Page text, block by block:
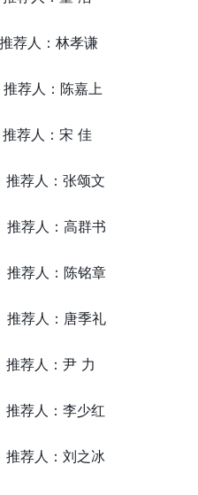
人：林孝谦
人：陈嘉上
：宋 佳
：张颂文
人：高群书
人：陈铭章
人：唐季礼
人：尹 力
：李少红
：刘之冰